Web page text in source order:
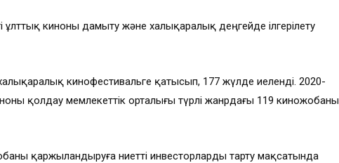
ұлттық киноны дамыту және халықаралық деңгейде ілгерілету
кинофестивальге қатысып, 177 жүлде иеленді. 2020-
қолдау мемлекеттік орталығы түрлі жанрдағы 119 киножобаны
қаржыландыруға ниетті инвесторларды тарту мақсатында